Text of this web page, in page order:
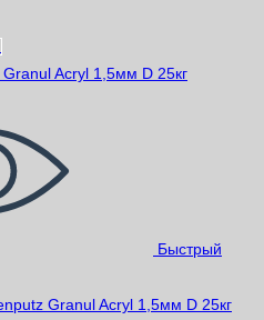
Быстрый